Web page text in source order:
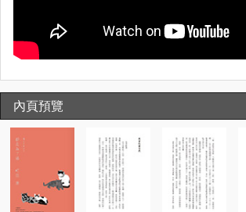
內頁預覽